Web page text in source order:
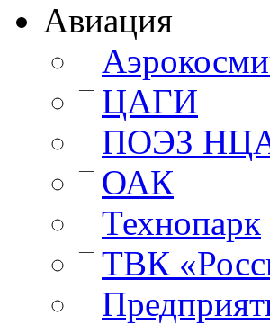
Авиация
—
— ЦАГИ
— ПОЭЗ
— ОАК
— Технопарк
— ТВК
—